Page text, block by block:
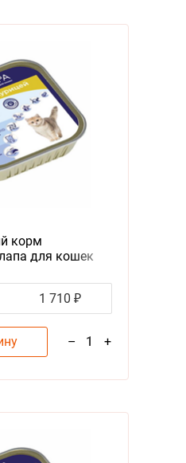
корм
для кошек
1 710 ₽
– 1 +